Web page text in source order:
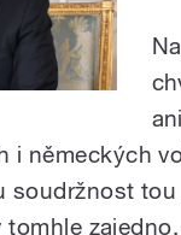
i německých
soudržnost
tomhle zajedno.